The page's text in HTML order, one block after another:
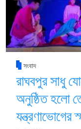
সংবাদ
রাঘবপুর সাধু
অনুষ্ঠিত হলো
যন্ত্রণাভোগের